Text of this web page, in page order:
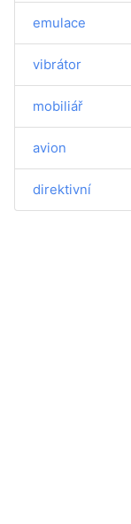
emulace
vibrátor
mobiliář
avion
direktivní